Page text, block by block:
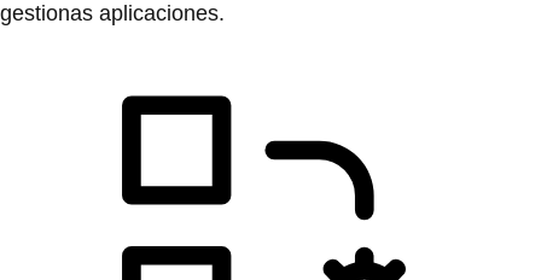
gestionas aplicaciones.